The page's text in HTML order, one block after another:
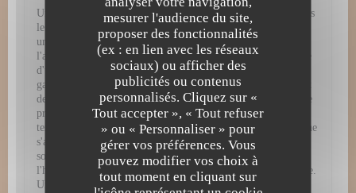
mesurer l'audience du site,
proposer des fonctionnalités
(ex : en lien avec les réseaux
sociaux) ou afficher des
publicités ou contenus
personnalisés. Cliquez sur «
Tout accepter », « Tout refuser
» ou « Personnaliser » pour
gérer vos préférences. Vous
pouvez modifier vos choix à
tout moment en cliquant sur
Une expérience gastronomique d'exception à L'Atelier 28 Dès
le passage de la porte, L'Atelier 28 vous plonge dans un
univers culinaire raffiné et inoubliable. Chaque détail, de
l'ambiance chaleureuse jusqu'à la dernière bouchée, témoigne
d'une passion authentique pour la haute gastronomie. Une
gastronomie remarquable et visuelle Les assiettes servies sont
de véritables œuvres d'art. Chaque plat arrive dressé avec une
précision chirurgicale, mêlant couleurs vibrantes, jeux de
textures et présentations d'une élégance rare. Mais la beauté ne
s'arrête pas au visuel : en bouche, les associations de saveurs
sont parfaitement équilibrées, audacieuses, et mettent à
l'honneur des produits de saison d'une fraîcheur irréprochable.
Un service irréprochable et chaleureux Pour sublimer cette